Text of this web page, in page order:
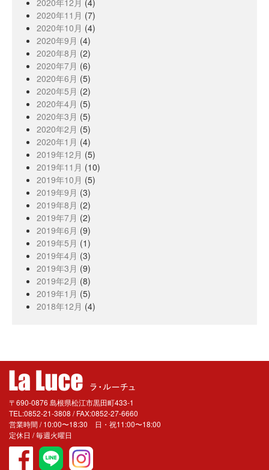
2020年12月 (4)
2020年11月 (7)
2020年10月 (4)
2020年9月 (4)
2020年8月 (2)
2020年7月 (6)
2020年6月 (5)
2020年5月 (2)
2020年4月 (5)
2020年3月 (5)
2020年2月 (5)
2020年1月 (4)
2019年12月 (5)
2019年11月 (10)
2019年10月 (5)
2019年9月 (3)
2019年8月 (2)
2019年7月 (2)
2019年6月 (9)
2019年5月 (1)
2019年4月 (3)
2019年3月 (9)
2019年2月 (8)
2019年1月 (5)
2018年12月 (4)
〒690-0876 島根県松江市黒田町433-1
TEL:0852-21-3808 / FAX:0852-27-6660
営業時間 / 10:00〜18:30 日・祝11:00〜18:00
定休日 / 毎週火曜日